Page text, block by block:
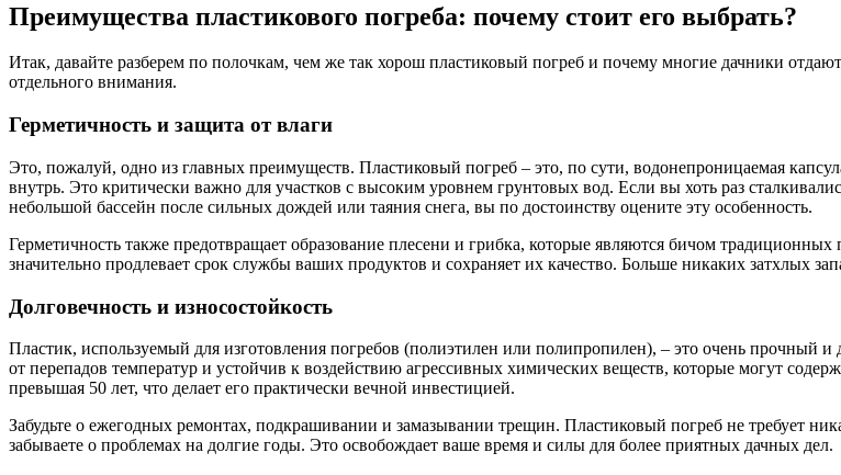
Преимущества пластикового погреба: почему стоит его выбрать?
Итак, давайте разберем по полочкам, чем же так хорош пластиковый погреб и почему многие дачники
отдельного внимания.
Герметичность и защита от влаги
Это, пожалуй, одно из главных преимуществ. Пластиковый погреб – это, по сути, водонепроницаемая
внутрь. Это критически важно для участков с высоким уровнем грунтовых вод. Если вы хоть раз
небольшой бассейн после сильных дождей или таяния снега, вы по достоинству оцените эту особенность.
Герметичность также предотвращает образование плесени и грибка, которые являются бичом
значительно продлевает срок службы ваших продуктов и сохраняет их качество. Больше никаких затхлых
Долговечность и износостойкость
Пластик, используемый для изготовления погребов (полиэтилен или полипропилен), – это очень прочный
от перепадов температур и устойчив к воздействию агрессивных химических веществ, которые могут
превышая 50 лет, что делает его практически вечной инвестицией.
Забудьте о ежегодных ремонтах, подкрашивании и замазывании трещин. Пластиковый погреб не требует
забываете о проблемах на долгие годы. Это освобождает ваше время и силы для более приятных дачных дел.